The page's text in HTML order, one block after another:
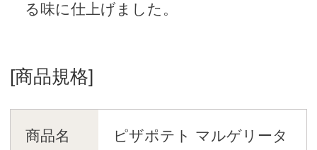
る味に仕上げました。
[商品規格]
商品名
ピザポテト マルゲリータ